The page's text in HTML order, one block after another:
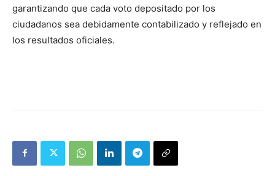
garantizando que cada voto depositado por los
ciudadanos sea debidamente contabilizado y reflejado en
los resultados oficiales.